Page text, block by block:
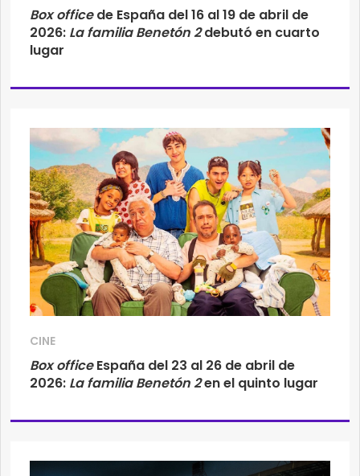
Box officede España del 16 al 19 de abril de
2026: La familia Benetón 2debutó en cuarto
lugar
CINE
Box officeEspaña del 23 al 26 de abril de
2026: La familia Benetón 2en el quinto lugar